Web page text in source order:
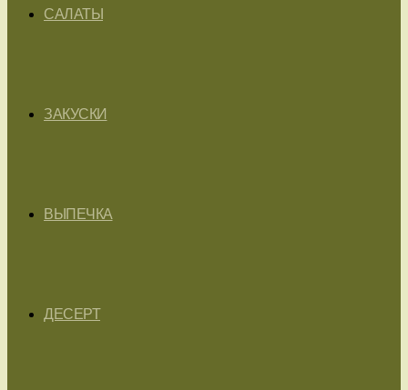
САЛАТЫ
ЗАКУСКИ
ВЫПЕЧКА
ДЕСЕРТ